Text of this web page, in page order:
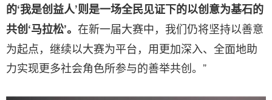
的‘我是创益人’则是一场全民见证下的以创意为基石的
共创‘马拉松’。 在新一届大赛中，我们仍将坚持以善意
为起点，继续以大赛为平台，用更加深入、全面地助
力实现更多社会角色所参与的善举共创。”